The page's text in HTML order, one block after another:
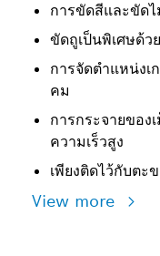
การขัดสีและขัดไ
ขัดถูเป็นพิเศษด้
การจัดตำแหน่งเ
คม
การกระจายของ
ความเร็วสูง
เพียงติดไว้กับตะ
View more